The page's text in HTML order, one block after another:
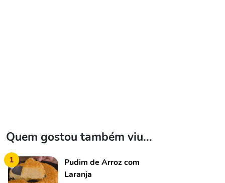
Quem gostou também viu...
1
Pudim de Arroz com
Laranja